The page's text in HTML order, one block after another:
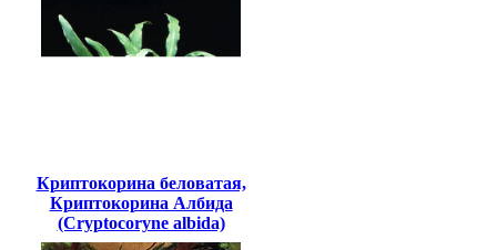
Криптокорина беловатая,
Криптокорина Албида
(Cryptocoryne albida)